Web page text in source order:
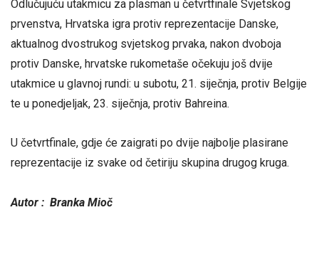
Odlučujuću utakmicu za plasman u četvrtfinale Svjetskog
prvenstva, Hrvatska igra protiv reprezentacije Danske,
aktualnog dvostrukog svjetskog prvaka, nakon dvoboja
protiv Danske, hrvatske rukometaše očekuju još dvije
utakmice u glavnoj rundi: u subotu, 21. siječnja, protiv Belgije
te u ponedjeljak, 23. siječnja, protiv Bahreina.
U četvrtfinale, gdje će zaigrati po dvije najbolje plasirane
reprezentacije iz svake od četiriju skupina drugog kruga.
Autor : Branka Mioč